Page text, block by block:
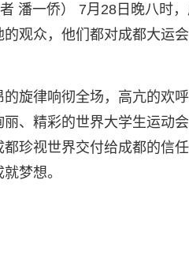
潘一侨） 7月28日晚八时
观众，他们都对成都大运会
旋律响彻全场，高亢的欢
、精彩的世界大学生运动
珍视世界交付给成都的信
梦想。